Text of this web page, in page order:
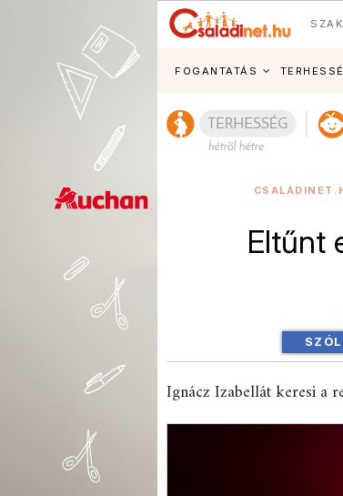
FOGANTATÁS
Eltűnt
Ignácz Izabellát keresi a